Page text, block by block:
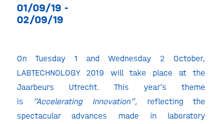
01/09/19 -
02/09/19
On Tuesday 1 and Wednesday 2 October,
LABTECHNOLOGY 2019 will take place at the
Jaarbeurs Utrecht. This year’s theme
is
“Accelerating Innovation”, reflecting the
spectacular advances made in laboratory